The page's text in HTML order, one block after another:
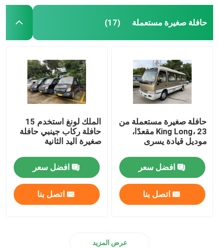
حافلة صغيرة مستعملة (17)
حافلة صغيرة مستعملة من
King Long، 23 مقعدًا،
موديل قيادة يسرى
افضل سعر
اتصل بنا
الملك لونغ استخدم 15
حافلة ركاب جينبي حافلة
صغيرة اليد الثانية
افضل سعر
اتصل بنا
عرض المزيد